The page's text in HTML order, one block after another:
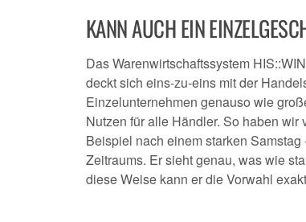
KANN AUCH EIN
Das Warenwirtschaftssystem
deckt sich eins-zu-eins mit der
Einzelunternehmen genauso wie
Nutzen für alle Händler. So haben
Beispiel nach einem starken
Zeitraums. Er sieht genau, was wie
diese Weise kann er die Vorwahl